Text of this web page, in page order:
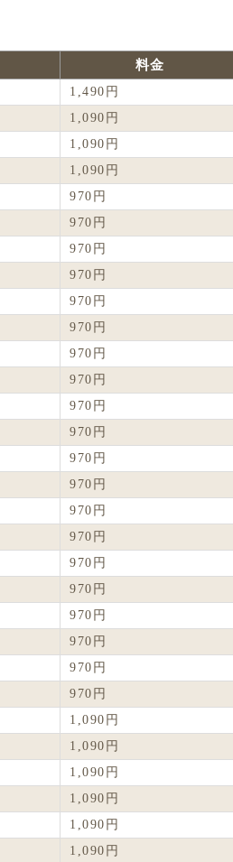
料金
1,490円
1,090円
1,090円
1,090円
970円
970円
970円
970円
970円
970円
970円
970円
970円
970円
970円
970円
970円
970円
970円
970円
970円
970円
970円
970円
1,090円
1,090円
1,090円
1,090円
1,090円
1,090円